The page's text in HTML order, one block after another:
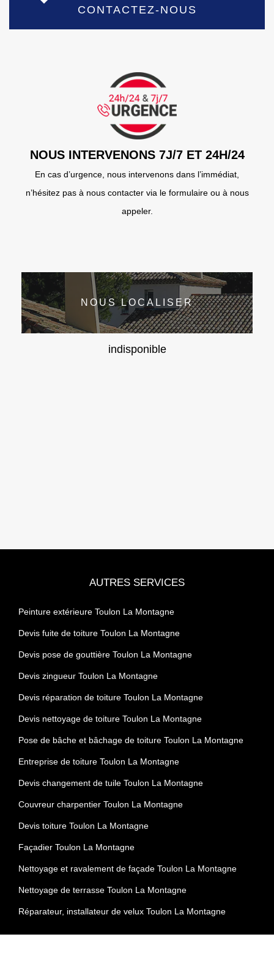
CONTACTEZ-NOUS
NOUS INTERVENONS 7J/7 ET 24H/24
En cas d’urgence, nous intervenons dans l’immédiat,
n’hésitez pas à nous contacter via le formulaire ou à nous
appeler.
NOUS LOCALISER
indisponible
AUTRES SERVICES
Peinture extérieure Toulon La Montagne
Devis fuite de toiture Toulon La Montagne
Devis pose de gouttière Toulon La Montagne
Devis zingueur Toulon La Montagne
Devis réparation de toiture Toulon La Montagne
Devis nettoyage de toiture Toulon La Montagne
Pose de bâche et bâchage de toiture Toulon La Montagne
Entreprise de toiture Toulon La Montagne
Devis changement de tuile Toulon La Montagne
Couvreur charpentier Toulon La Montagne
Devis toiture Toulon La Montagne
Façadier Toulon La Montagne
Nettoyage et ravalement de façade Toulon La Montagne
Nettoyage de terrasse Toulon La Montagne
Réparateur, installateur de velux Toulon La Montagne